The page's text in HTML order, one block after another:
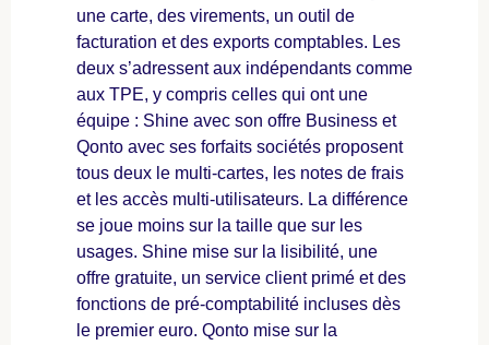
une carte, des virements, un outil de
facturation et des exports comptables. Les
deux s’adressent aux indépendants comme
aux TPE, y compris celles qui ont une
équipe : Shine avec son offre Business et
Qonto avec ses forfaits sociétés proposent
tous deux le multi-cartes, les notes de frais
et les accès multi-utilisateurs. La différence
se joue moins sur la taille que sur les
usages. Shine mise sur la lisibilité, une
offre gratuite, un service client primé et des
fonctions de pré-comptabilité incluses dès
le premier euro. Qonto mise sur la